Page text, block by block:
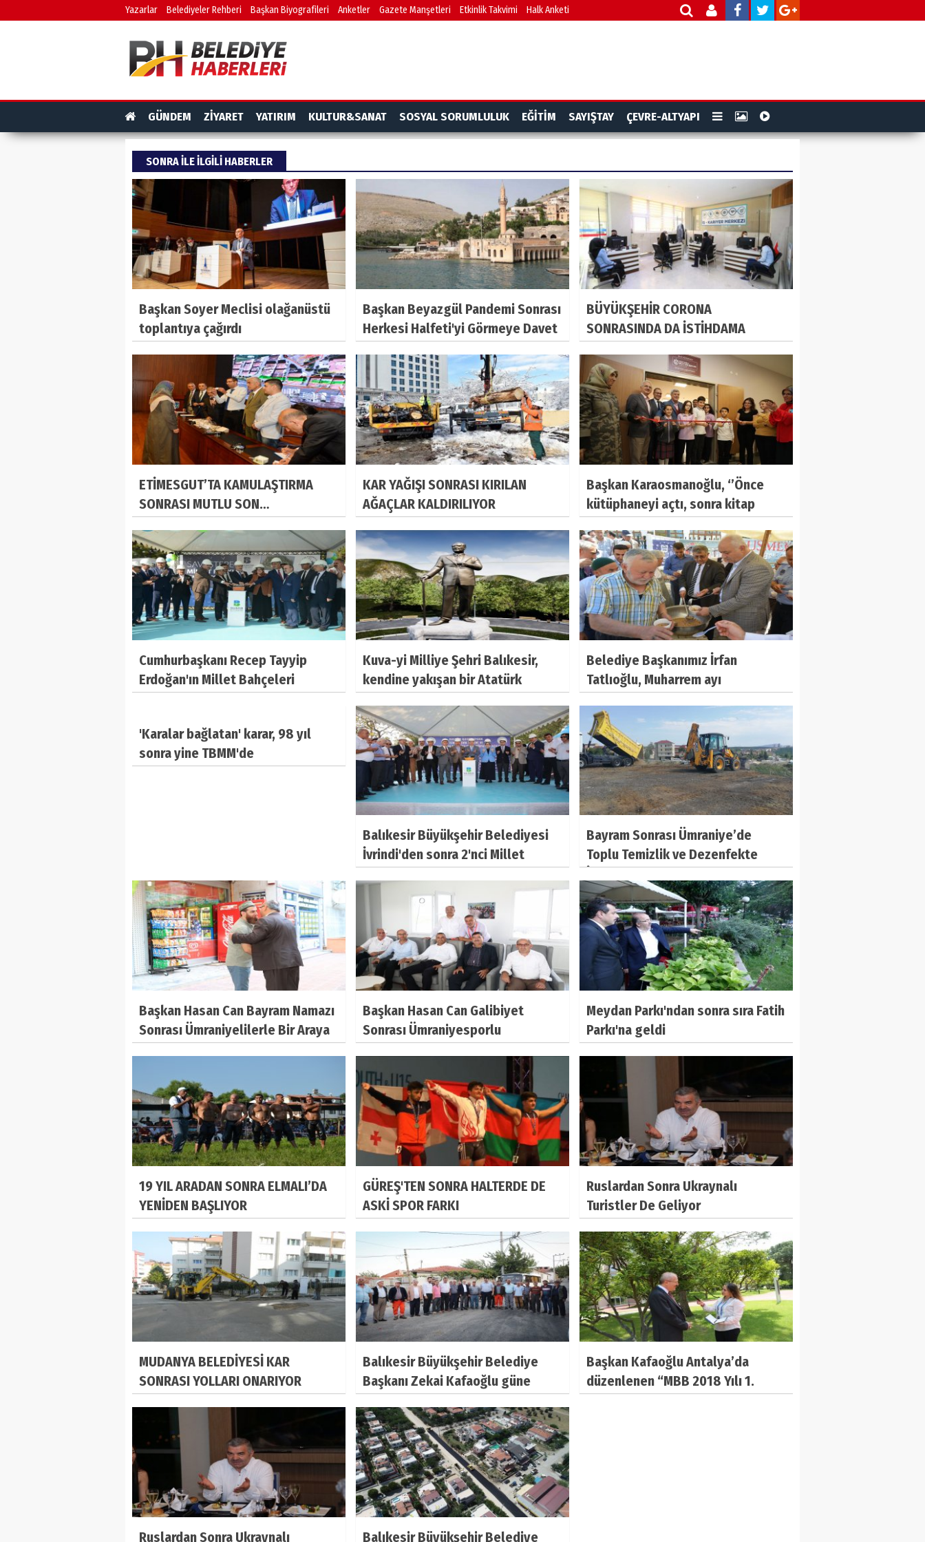
Yazarlar Belediyeler Rehberi Başkan Biyografileri Anketler Gazete Manşetleri Etkinlik Takvimi Halk Anketi
GÜNDEM ZİYARET YATIRIM KULTUR&SANAT SOSYAL SORUMLULUK EĞİTİM SAYIŞTAY ÇEVRE-ALTYAPI
SONRA ILE ILGILI HABERLER
Başkan Soyer Meclisi olağanüstü
toplantıya çağırdı
Başkan Beyazgül Pandemi Sonrası
Herkesi Halfeti'yi Görmeye Davet
BÜYÜKŞEHİR CORONA
SONRASINDA DA İSTİHDAMA
ETİMESGUT’TA KAMULAŞTIRMA
SONRASI MUTLU SON…
KAR YAĞIŞI SONRASI KIRILAN
AĞAÇLAR KALDIRILIYOR
Başkan Karaosmanoğlu, ‘’Önce
kütüphaneyi açtı, sonra kitap
Cumhurbaşkanı Recep Tayyip
Erdoğan'ın Millet Bahçeleri
Başkanı Zekai Kafaoğlu, 3'ncü
Millet Parkı'nın temelini İvrindi ve
Kuva-yi Milliye Şehri Balıkesir,
kendine yakışan bir Atatürk
Tepesi'nde bulunan ve 1980'den
sonra yapılan yaklaşık 5 metre
yüksekliğindeki heykelin yerine,
eskisinin 2 katı
Belediye Başkanımız İrfan
Tatlıoğlu, Muharrem ayı
önünde cuma namazı sonrası
vatandaşlarımıza aşure ikramında
bulundu.
'Karalar bağlatan' karar, 98 yıl
sonra yine TBMM'de
Balıkesir Büyükşehir Belediyesi
İvrindi'den sonra 2'nci Millet
Bayram Sonrası Ümraniye’de
Toplu Temizlik ve Dezenfekte
Başkan Hasan Can Bayram Namazı
Sonrası Ümraniyelilerle Bir Araya
Başkan Hasan Can Galibiyet
Sonrası Ümraniyesporlu
Meydan Parkı'ndan sonra sıra Fatih
Parkı'na geldi
19 YIL ARADAN SONRA ELMALI’DA
YENİDEN BAŞLIYOR
GÜREŞ'TEN SONRA HALTERDE DE
ASKİ SPOR FARKI
Ruslardan Sonra Ukraynalı
Turistler De Geliyor
MUDANYA BELEDİYESİ KAR
SONRASI YOLLARI ONARIYOR
Balıkesir Büyükşehir Belediye
Başkanı Zekai Kafaoğlu güne
saatlerinde yola çıkan Kafaoğlu
ilk olarak Havran ilçesinde
vatandaşlarla sabah namazını eda
etti ve daha son
Başkan Kafaoğlu Antalya’da
düzenlenen “MBB 2018 Yılı 1.
Ruslardan Sonra Ukraynalı Balıkesir Büyükşehir Belediye